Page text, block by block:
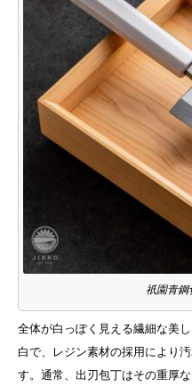
祇園青鋼
全体が白っぽく見える繊細な美
白で、レジン素材の採用により
す。通常、出刃包丁はその重厚